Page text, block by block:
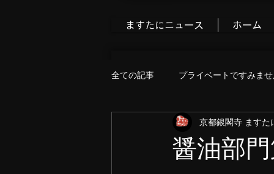
ますたにニュース ホーム
全ての記事 プライベートですみま
食べ歩きブログ 今すぐ始める
醤油部
京都銀閣寺 ますた